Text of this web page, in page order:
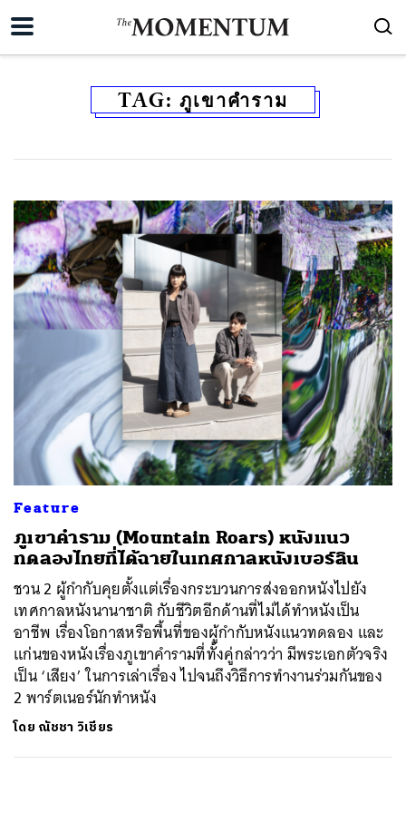
TAG: ภูเขาคำราม
Feature
ภูเขาคำราม (Mountain Roars) หนังแนว
ทดลองไทยที่ได้ฉายในเทศกาลหนังเบอร์ลิน
ชวน 2 ผู้กำกับคุยตั้งแต่เรื่องกระบวนการส่งออกหนังไปยัง
เทศกาลหนังนานาชาติ กับชีวิตอีกด้านที่ไม่ได้ทำหนังเป็น
อาชีพ เรื่องโอกาสหรือพื้นที่ของผู้กำกับหนังแนวทดลอง และ
แก่นของหนังเรื่องภูเขาคำรามที่ทั้งคู่กล่าวว่า มีพระเอกตัวจริง
เป็น ‘เสียง’ ในการเล่าเรื่อง ไปจนถึงวิธีการทำงานร่วมกันของ
2 พาร์ตเนอร์นักทำหนัง
โดย ณัชชา วิเชียร